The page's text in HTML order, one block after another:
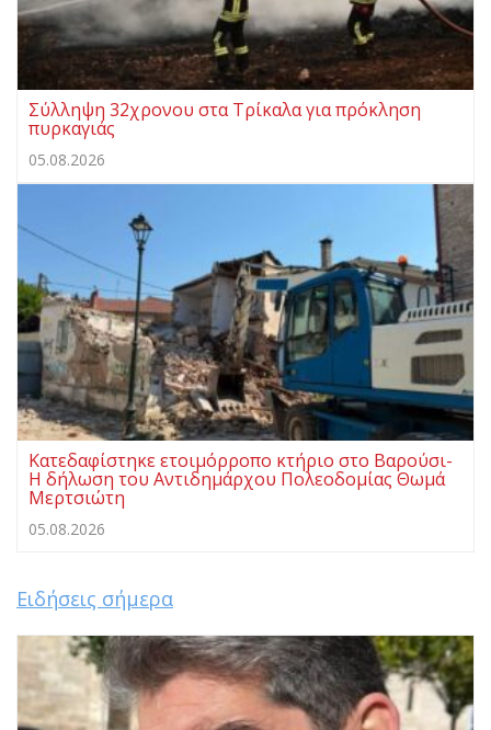
Σύλληψη 32χρονου στα Τρίκαλα για πρόκληση
πυρκαγιάς
05.08.2026
Κατεδαφίστηκε ετοιμόρροπο κτήριο στο Βαρούσι-
Η δήλωση του Αντιδημάρχου Πολεοδομίας Θωμά
Μερτσιώτη
05.08.2026
Ειδήσεις σήμερα